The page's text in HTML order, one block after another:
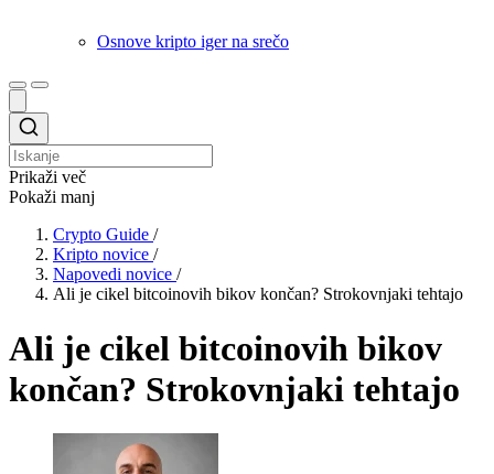
Osnove kripto iger na srečo
Prikaži več
Pokaži manj
Crypto Guide /
Kripto novice /
Napovedi novice /
Ali je cikel bitcoinovih bikov končan? Strokovnjaki tehtajo
Ali je cikel bitcoinovih bikov
končan? Strokovnjaki tehtajo